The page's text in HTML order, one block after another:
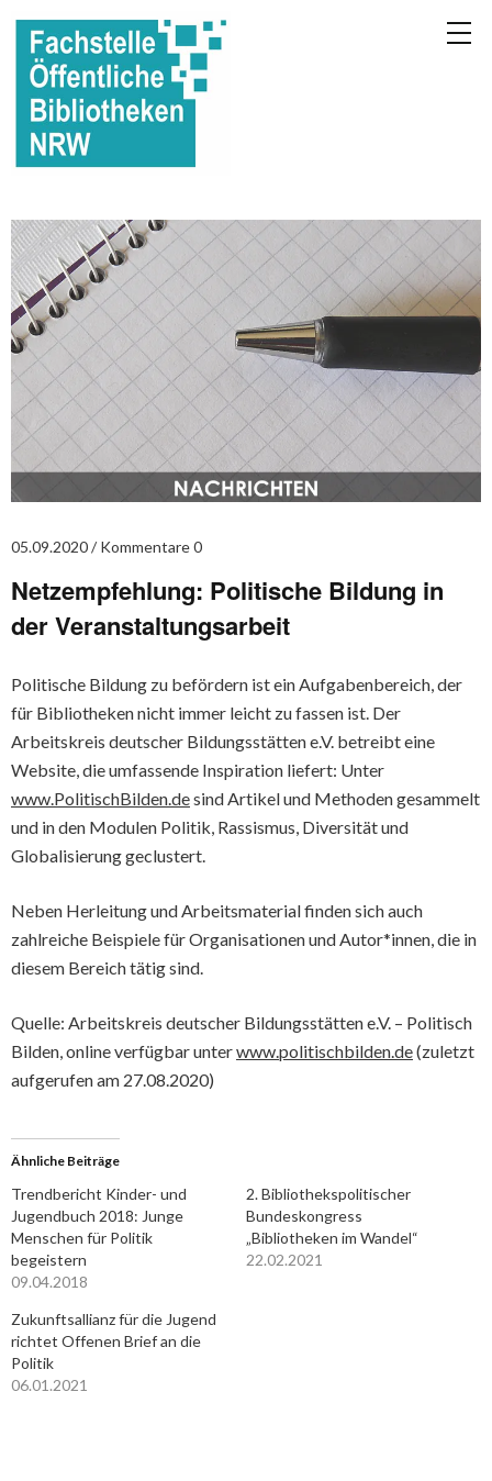
05.09.2020 Kommentare 0
Netzempfehlung: Politische Bildung in
der Veranstaltungsarbeit
Politische Bildung zu befördern ist ein Aufgabenbereich, der
für Bibliotheken nicht immer leicht zu fassen ist. Der
Arbeitskreis deutscher Bildungsstätten e.V. betreibt eine
Website, die umfassende Inspiration liefert: Unter
www.PolitischBilden.desind Artikel und Methoden gesammelt
und in den Modulen Politik, Rassismus, Diversität und
Globalisierung geclustert.
Neben Herleitung und Arbeitsmaterial finden sich auch
zahlreiche Beispiele für Organisationen und Autor*innen, die in
diesem Bereich tätig sind.
Quelle: Arbeitskreis deutscher Bildungsstätten e.V. – Politisch
Bilden, online verfügbar unterwww.politischbilden.de(zuletzt
aufgerufen am 27.08.2020)
Ähnliche Beiträge
Trendbericht Kinder- und
Jugendbuch 2018: Junge
Menschen für Politik
begeistern
09.04.2018
2. Bibliothekspolitischer
Bundeskongress
„Bibliotheken im Wandel“
22.02.2021
Zukunftsallianz für die Jugend
richtet Offenen Brief an die
Politik
06.01.2021